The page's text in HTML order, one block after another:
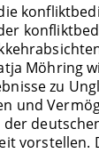
Möhring
zu
und
vorstellen.